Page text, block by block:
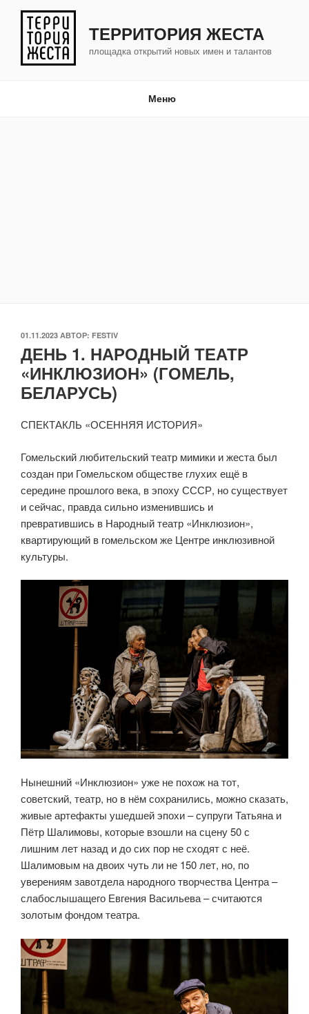
Перейти
содержимому
ТЕРРИТОРИЯ ЖЕСТА
площадка открытий новых имен и талантов
Меню
ОПУБЛИКОВАНО
01.11.2023 АВТОР: FESTIV
ДЕНЬ 1. НАРОДНЫЙ ТЕАТР
«ИНКЛЮЗИОН» (ГОМЕЛЬ,
БЕЛАРУСЬ)
СПЕКТАКЛЬ «ОСЕННЯЯ ИСТОРИЯ»
Гомельский любительский театр мимики и жеста был
создан при Гомельском обществе глухих ещё в
середине прошлого века, в эпоху СССР, но существует
и сейчас, правда сильно изменившись и
превратившись в Народный театр «Инклюзион»,
квартирующий в гомельском же Центре инклюзивной
культуры.
Нынешний «Инклюзион» уже не похож на тот,
советский, театр, но в нём сохранились, можно сказать,
живые артефакты ушедшей эпохи – супруги Татьяна и
Пётр Шалимовы, которые взошли на сцену 50 с
лишним лет назад и до сих пор не сходят с неё.
Шалимовым на двоих чуть ли не 150 лет, но, по
уверениям завотдела народного творчества Центра –
слабослышащего Евгения Васильева – считаются
золотым фондом театра.